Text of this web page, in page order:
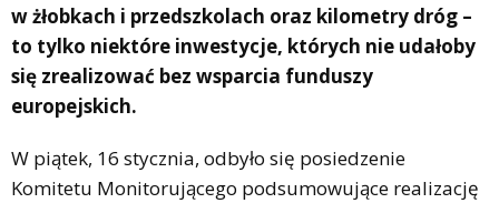
w żłobkach i przedszkolach oraz kilometry dróg –
to tylko niektóre inwestycje, których nie udałoby
się zrealizować bez wsparcia funduszy
europejskich.
W piątek, 16 stycznia, odbyło się posiedzenie
Komitetu Monitorującego podsumowujące realizację